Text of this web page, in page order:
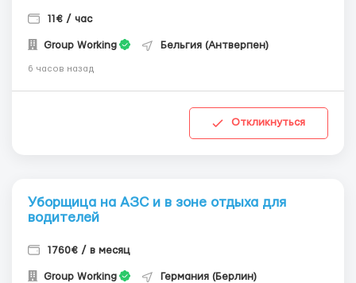
11€ / час
Group Working Бельгия (Антверпен)
6 часов назад
Откликнуться
Уборщица на АЗС и в зоне отдыха для
водителей
1760€ / в месяц
Group Working Германия (Берлин)